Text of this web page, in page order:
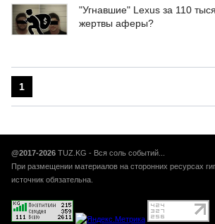
"Угнавшие" Lexus за 110
жертвы аферы?
1
@2017-2026 TUZ.KG - Вся соль событий...
При размещении материалов на сторонних ресурсах
источник обязательна.